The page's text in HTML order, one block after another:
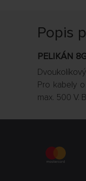
Popis
PELIKÁN
Pro kabely
max. 500 V.